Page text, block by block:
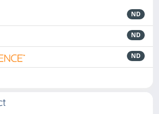
ND
ND
ND